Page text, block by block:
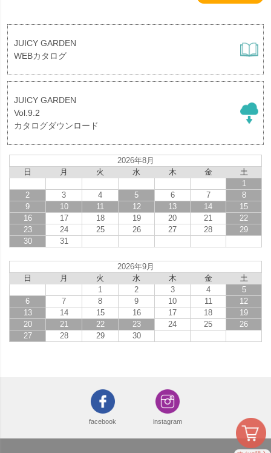
JUICY GARDEN
WEBカタログ
JUICY GARDEN
Vol.9.2
カタログダウンロード
2026年8月
日
月 火 水 木 金
土
1
2
3 4 5 6 7
8
9
10 11 12 13 14
15
16
17 18 19 20 21
22
23
24 25 26 27 28
29
30
31
2026年9月
日
月 火 水 木 金
土
1
2 3 4
5
6
7 8 9 10 11
12
13
14 15 16 17 18
19
20
21 22 23 24 25
26
27
28 29 30
facebook instagram